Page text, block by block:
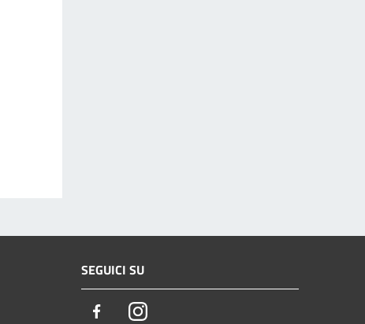
SEGUICI SU
FacebookInstagram